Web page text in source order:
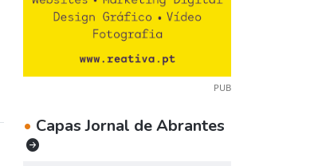
PUB
• Capas Jornal de Abrantes